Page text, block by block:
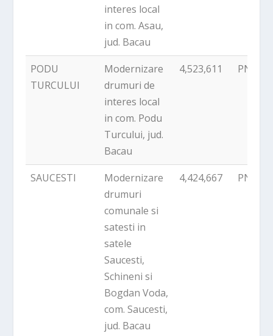
interes local
in com. Asau,
jud. Bacau
PODU
TURCULUI
Modernizare
drumuri de
interes local
in com. Podu
Turcului, jud.
Bacau
4,523,611 PNDR
SAUCESTI
Modernizare
drumuri
comunale si
satesti in
satele
Saucesti,
Schineni si
Bogdan Voda,
com. Saucesti,
jud. Bacau
4,424,667 PNDR